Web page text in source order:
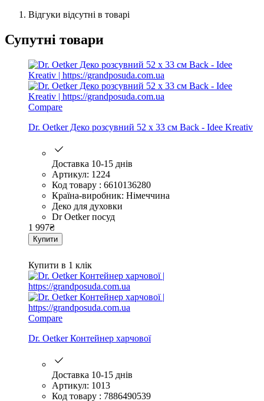
Відгуки відсутні в товарі
Супутні товари
Compare
Dr. Oetker Деко розсувний 52 x 33 cм Back - Idee Kreativ
Доставка 10-15 днів
Артикул: 1224
Код товару : 6610136280
Країна-виробник: Німеччина
Деко для духовки
Dr Oetker посуд
1 997₴
Купити
Купити в 1 клік
Compare
Dr. Oetker Контейнер харчової
Доставка 10-15 днів
Артикул: 1013
Код товару : 7886490539